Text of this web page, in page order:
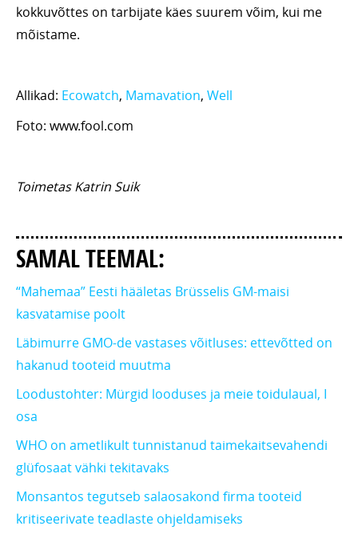
kokkuvõttes on tarbijate käes suurem võim, kui me
mõistame.
Allikad: Ecowatch, Mamavation, Well
Foto: www.fool.com
Toimetas Katrin Suik
SAMAL TEEMAL:
“Mahemaa” Eesti hääletas Brüsselis GM-maisi
kasvatamise poolt
Läbimurre GMO-de vastases võitluses: ettevõtted on
hakanud tooteid muutma
Loodustohter: Mürgid looduses ja meie toidulaual, I
osa
WHO on ametlikult tunnistanud taimekaitsevahendi
glüfosaat vähki tekitavaks
Monsantos tegutseb salaosakond firma tooteid
kritiseerivate teadlaste ohjeldamiseks